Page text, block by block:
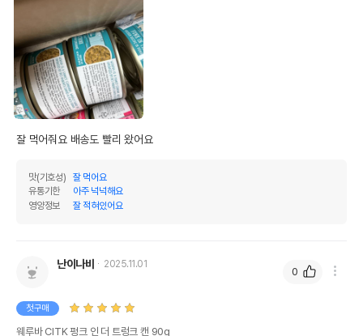
잘 먹어줘요 배송도 빨리 왔어요
맛(기호성)
잘 먹어요
유통기한
아주 넉넉해요
영양정보
잘 적혀있어요
난이나비 2025.11.01
첫구매
웨루바 CITK 펑크 인 더 트렁크 캔 90g
0